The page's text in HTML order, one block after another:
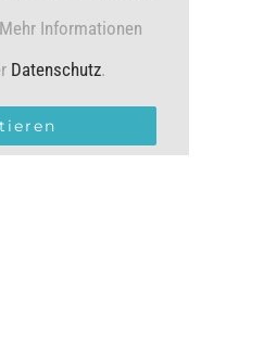
Informationen
Datenschutz.